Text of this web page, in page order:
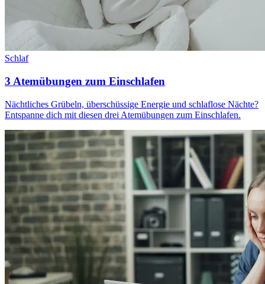
Schlaf
3 Atemübungen zum Einschlafen
Nächtliches Grübeln, überschüssige Energie und schlaflose Nächte?
Entspanne dich mit diesen drei Atemübungen zum Einschlafen.